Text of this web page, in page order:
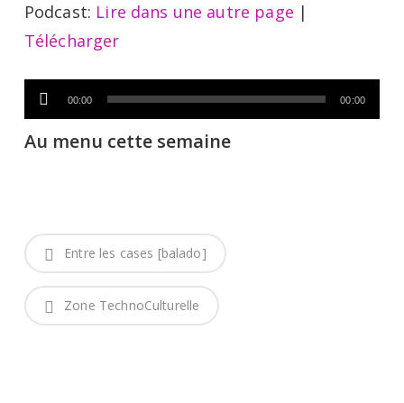
Podcast: Lire dans une autre page |
Télécharger
Lecteur
audio
00:00 00:00
Au menu cette semaine
Entre les cases [balado]
Zone TechnoCulturelle